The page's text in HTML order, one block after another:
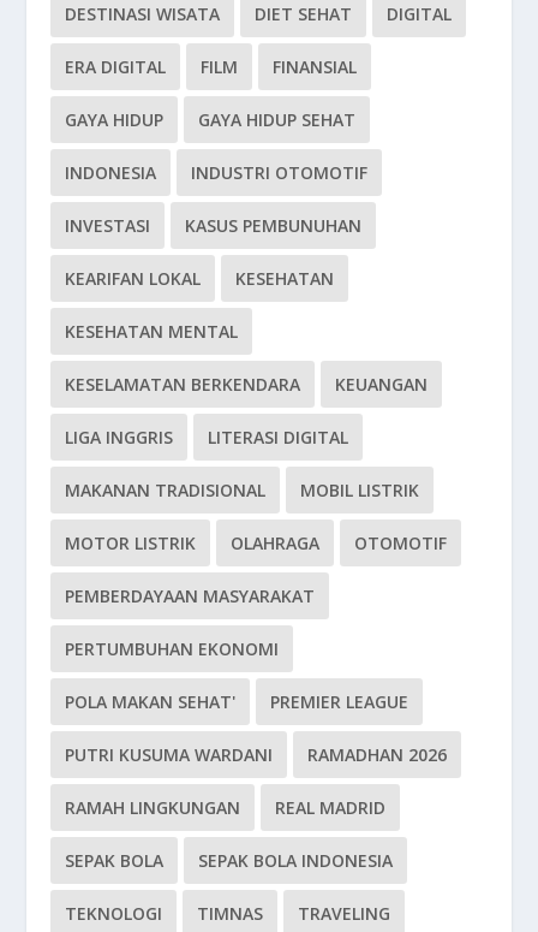
DESTINASI WISATA DIET SEHAT DIGITAL
ERA DIGITAL FILM FINANSIAL
GAYA HIDUP GAYA HIDUP SEHAT
INDONESIA INDUSTRI OTOMOTIF
INVESTASI KASUS PEMBUNUHAN
KEARIFAN LOKAL KESEHATAN
KESEHATAN MENTAL
KESELAMATAN BERKENDARA KEUANGAN
LIGA INGGRIS LITERASI DIGITAL
MAKANAN TRADISIONAL MOBIL LISTRIK
MOTOR LISTRIK OLAHRAGA OTOMOTIF
PEMBERDAYAAN MASYARAKAT
PERTUMBUHAN EKONOMI
POLA MAKAN SEHAT' PREMIER LEAGUE
PUTRI KUSUMA WARDANI RAMADHAN 2026
RAMAH LINGKUNGAN REAL MADRID
SEPAK BOLA SEPAK BOLA INDONESIA
TEKNOLOGI TIMNAS TRAVELING